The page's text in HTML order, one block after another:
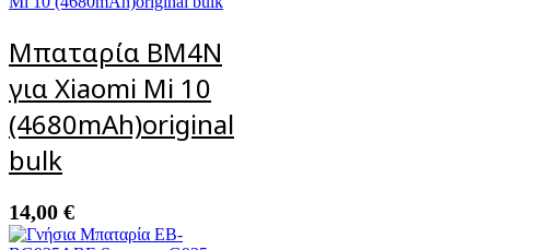
Μπαταρία BM4N
για Xiaomi Mi 10
(4680mAh)original
bulk
14,00 €